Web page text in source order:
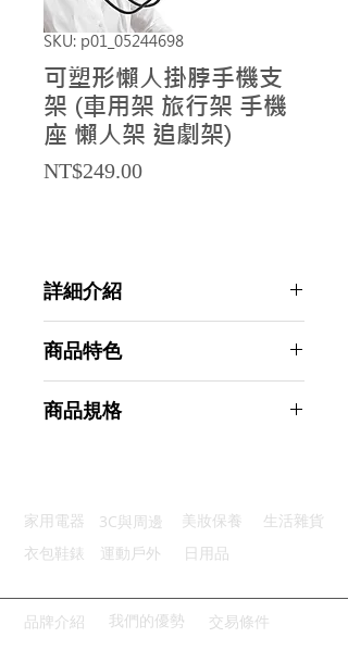
SKU: p01_05244698
可塑形懶人掛脖手機支
架 (車用架 旅行架 手機
座 懶人架 追劇架)
NT$249.00Price
詳細介紹
商品特色
旋轉夾具：夾具360度旋轉角度
商品規格
商品型號：p01_05244698
主要材質：塑料
商品重量(g)：215
產地名稱：中國大陸
家用電器 3C與周邊 美妝保養
生活雜貨
衣包鞋錶
運動戶外 日用品
品牌介紹 我們的優勢 交易條件